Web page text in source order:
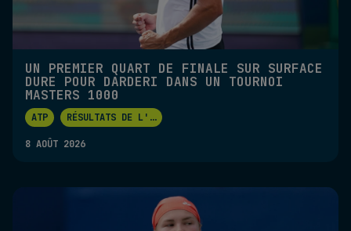
UN PREMIER QUART DE FINALE SUR SURFACE
DURE POUR DARDERI DANS UN TOURNOI
MASTERS 1000
ATP RÉSULTATS DE L' ...
8 AOÛT 2026